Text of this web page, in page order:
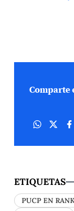
Comparte
ETIQUETAS
PUCP EN